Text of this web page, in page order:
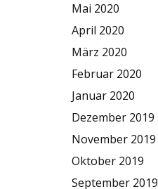
Mai 2020
April 2020
März 2020
Februar 2020
Januar 2020
Dezember 2019
November 2019
Oktober 2019
September 2019